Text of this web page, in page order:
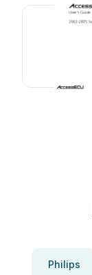
Philips